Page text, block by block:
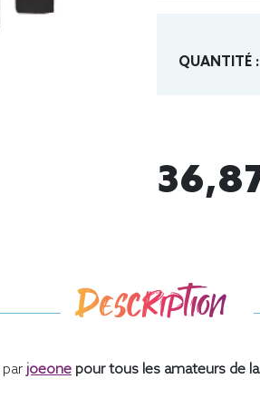
QUANTITÉ :
Description
joeone pour tous les amateurs de